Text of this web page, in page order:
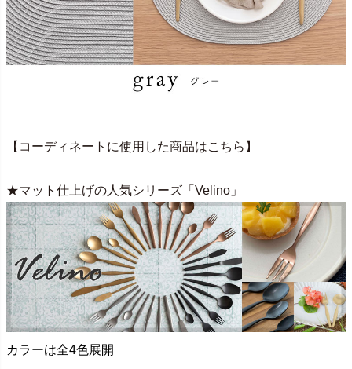
【コーディネートに使用した商品はこちら】
★マット仕上げの人気シリーズ「Velino」
カラーは全4色展開